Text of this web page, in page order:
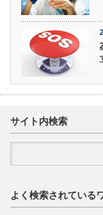
サイト内検索
よく検索されている